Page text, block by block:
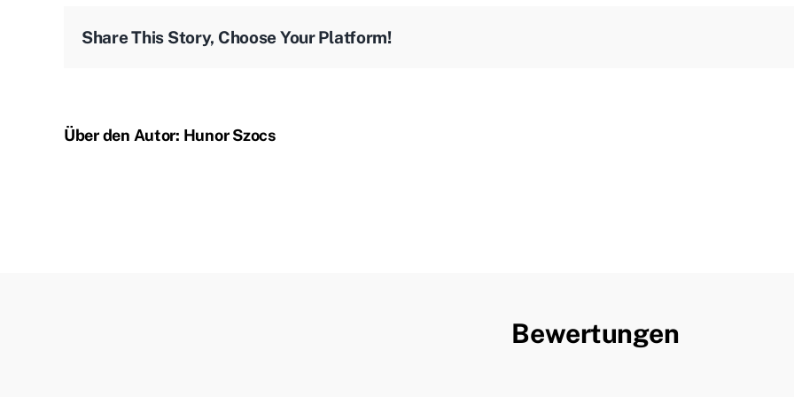
Share This Story, Choose Your Platform!
Über den Autor: Hunor Szocs
Bewertungen